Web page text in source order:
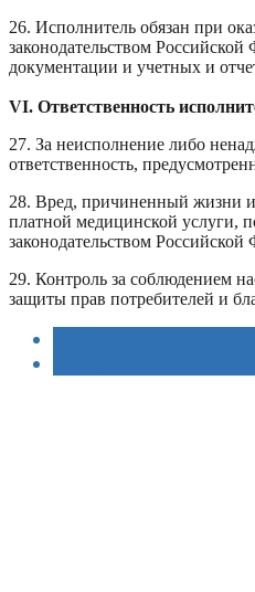
26. Исполнитель обязан при
законодательством
документации и учетных и
VI. Ответственность
27. За неисполнение либо
ответственность,
28. Вред, причиненный жизни
платной медицинской услуги,
законодательством Российской
29. Контроль за соблюдением
защиты прав потребителей и